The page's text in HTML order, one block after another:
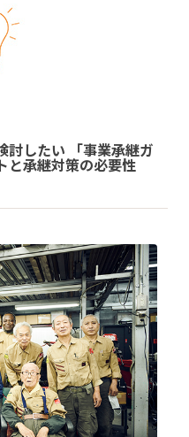
討したい 「事業承継ガ
と承継対策の必要性